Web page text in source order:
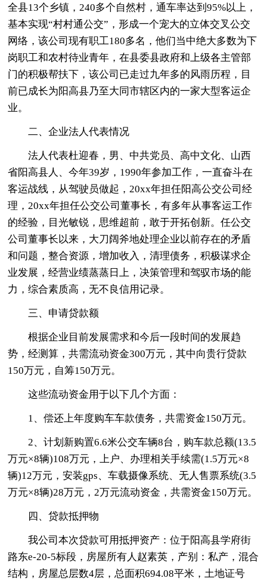
全县13个乡镇，240多个自然村，通车率达到95%以上，
基本实现“村村通公交”，形成一个宠大的立体交叉公交
网络，该公司现有职工180多名，他们当中绝大多数为下
岗职工和农村待业青年，在县委县政府和上级各主管部
门的积极帮扶下，该公司已走过九年多的风雨历程，目
前已成长为阳高县乃至大同市辖区内的一家大型客运企
业。
二、企业法人代表情况
法人代表杜迎春，男、中共党员、高中文化、山西
省阳高县人、今年39岁，1990年参加工作，一直奋斗在
客运战线，从驾驶员做起，20xx年担任阳高公交公司经
理，20xx年担任公交公司董事长，有多年从事客运工作
的经验，目光敏锐，思维超前，敢于开拓创新。任公交
公司董事长以来，大刀阔斧地处理企业以前存在的矛盾
和问题，整合资源，增加收入，清理债务，积极谋求企
业发展，经营业绩蒸蒸日上，决策管理和驾驭市场的能
力，综合素质高，无不良信用记录。
三、申请贷款额
根据企业目前发展需求和今后一段时间的发展趋
势，经测算，共需流动资金300万元，其中向贵行贷款
150万元，自筹150万元。
这些流动资金用于以下几个方面：
1、偿还上年度购车车款债务，共需资金150万元。
2、计划新购置6.6米公交车辆8台，购车款总额(13.5
万元×8辆)108万元，上户、办理相关手续需(1.5万元×8
辆)12万元，安装gps、车载摄像系统、无人售票系统(3.5
万元×8辆)28万元，2万元流动资金，共需资金150万元。
四、贷款抵押物
我公司本次贷款可用抵押资产：位于阳高县学府街
路东e-20-5标段，房屋所有人赵素英，产别：私产，混合
结构，房屋总层数4层，总面积694.08平米，土地证号